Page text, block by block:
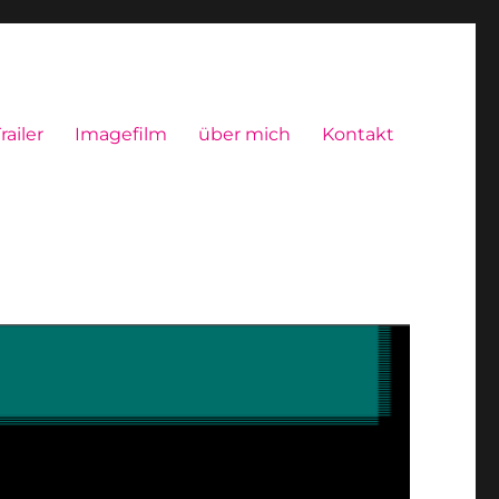
Imagefilm über mich Kontakt